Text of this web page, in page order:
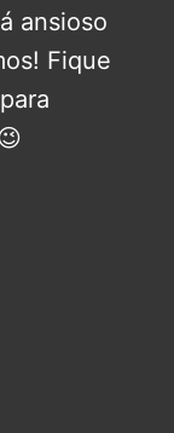
ansioso
Fique
para